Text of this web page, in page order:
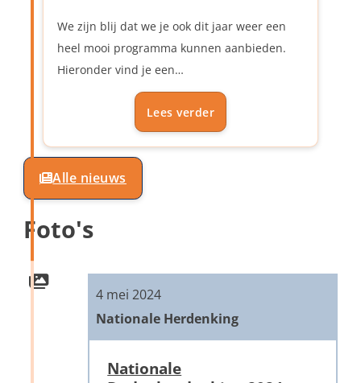
Lees verder
We zijn blij dat we je ook dit jaar weer een
heel mooi programma kunnen aanbieden.
Hieronder vind je een…
Alle nieuws
Foto's
Nationale
4 mei 2024
Nationale Herdenking